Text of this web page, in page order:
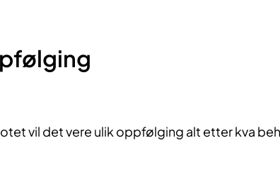
vil det vere ulik oppfølging alt etter kva